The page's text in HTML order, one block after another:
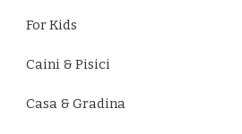
For Kids
Caini & Pisici
Casa & Gradina